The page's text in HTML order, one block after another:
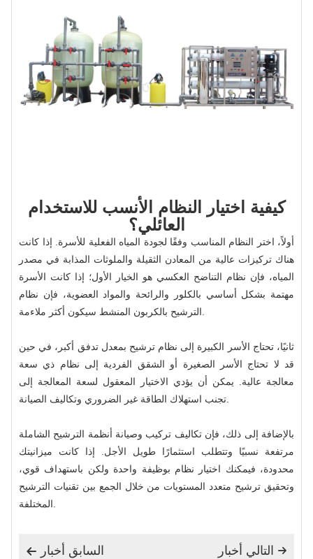
كيفية اختيار النظام الأنسب للاستخدام
العائلي؟
أولاً، اختر النظام المناسب وفقًا لجودة المياه الفعلية للأسرة. إذا كانت
هناك تركيزات عالية من المعادن الثقيلة والملوثات المذابة في مصدر
المياه، فإن نظام التناضح العكسي هو الخيار الأول؛ إذا كانت الأسرة
مهتمة بشكل أساسي بالكلور والرائحة والمواد العضوية، فإن نظام
ثانيًا، تحتاج الأسر الكبيرة إلى نظام ترشيح بمعدل تدفق أكبر، في حين
قد لا تحتاج الأسر الصغيرة أو الشقق الفردية إلى نظام ذي سعة
معالجة عالية. يمكن أن يؤدي الاختيار المعقول لسعة المعالجة إلى
بالإضافة إلى ذلك، فإن تكاليف تركيب وصيانة أنظمة الترشيح الشاملة
مرتفعة نسبيًا وتتطلب استثمارًا طويل الأجل. إذا كانت ميزانيتك
محدودة، فيمكنك اختيار نظام بوظيفة واحدة ولكن باستهداف قوي،
وتحقيق ترشيح متعدد المستويات من خلال الجمع بين تقنيات الترشيح
 السابق أخبار  التالي أخبار